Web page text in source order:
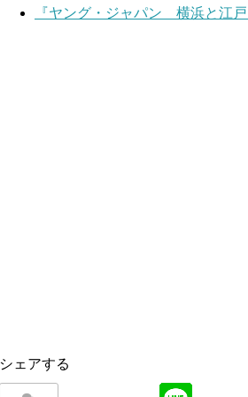
『ヤング・ジャパン 横浜と江
シェアする